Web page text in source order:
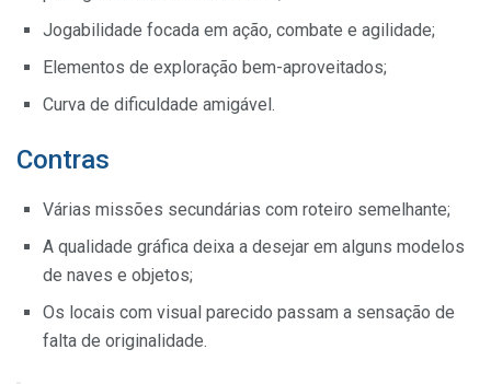
Jogabilidade focada em ação, combate e agilidade;
Elementos de exploração bem-aproveitados;
Curva de dificuldade amigável.
Contras
Várias missões secundárias com roteiro semelhante;
A qualidade gráfica deixa a desejar em alguns modelos
de naves e objetos;
Os locais com visual parecido passam a sensação de
falta de originalidade.